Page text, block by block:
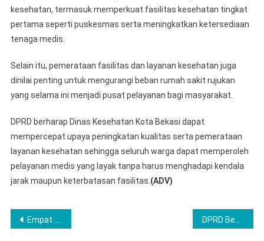
kesehatan, termasuk memperkuat fasilitas kesehatan tingkat
pertama seperti puskesmas serta meningkatkan ketersediaan
tenaga medis.
Selain itu, pemerataan fasilitas dan layanan kesehatan juga
dinilai penting untuk mengurangi beban rumah sakit rujukan
yang selama ini menjadi pusat pelayanan bagi masyarakat.
DPRD berharap Dinas Kesehatan Kota Bekasi dapat
mempercepat upaya peningkatan kualitas serta pemerataan
layanan kesehatan sehingga seluruh warga dapat memperoleh
pelayanan medis yang layak tanpa harus menghadapi kendala
jarak maupun keterbatasan fasilitas. (ADV)
Post
Empat Raperda DPRD Bekasi Akan Diperkuat Kajian Akademik